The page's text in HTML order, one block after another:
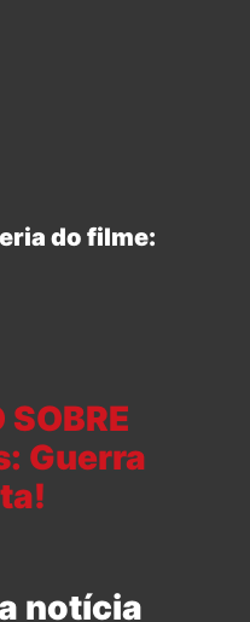
do filme:
Guerra
notícia